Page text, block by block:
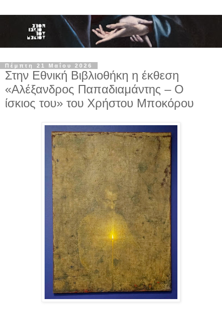
Πέμπτη 21 Μαΐου 2026
Στην Εθνική Βιβλιοθήκη η έκθεση
«Αλέξανδρος Παπαδιαμάντης – Ο
ίσκιος του» του Χρήστου Μποκόρου